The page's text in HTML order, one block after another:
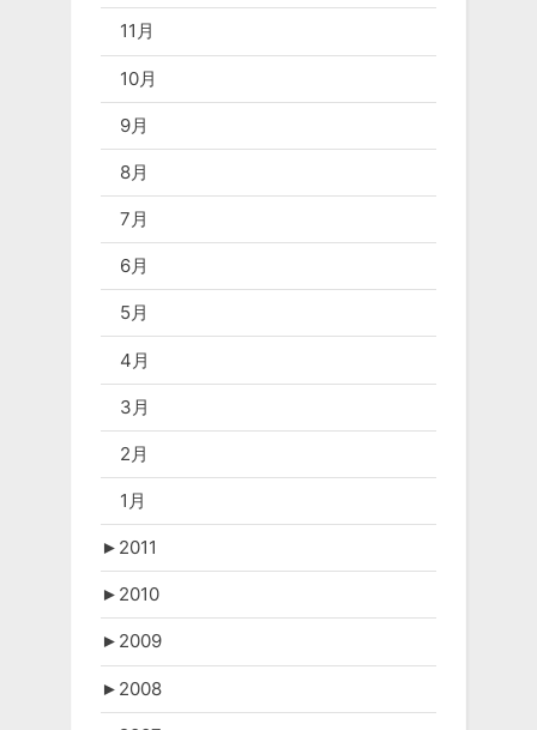
11月
10月
9月
8月
7月
6月
5月
4月
3月
2月
1月
► 2011
► 2010
► 2009
► 2008